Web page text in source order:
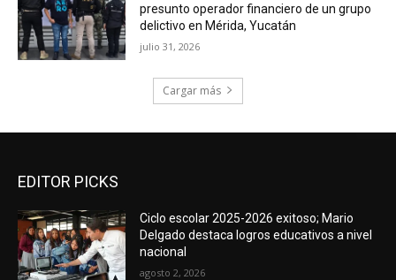
presunto operador financiero de un grupo
delictivo en Mérida, Yucatán
julio 31, 2026
Cargar más
EDITOR PICKS
Ciclo escolar 2025-2026 exitoso; Mario
Delgado destaca logros educativos a nivel
nacional
agosto 2, 2026